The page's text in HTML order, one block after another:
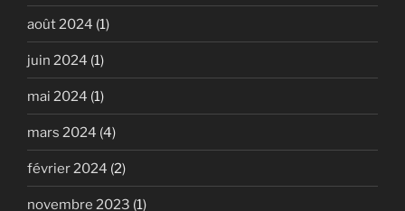
août 2024 (1)
juin 2024 (1)
mai 2024 (1)
mars 2024 (4)
février 2024 (2)
novembre 2023 (1)